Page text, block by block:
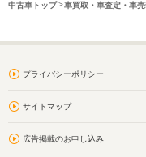
中古車トップ 車買取・車査定・車
プライバシーポリシー
サイトマップ
広告掲載のお申し込み